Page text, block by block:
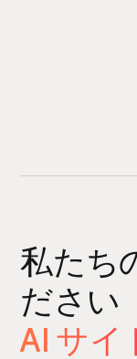
私たち
ださい
AI サイ